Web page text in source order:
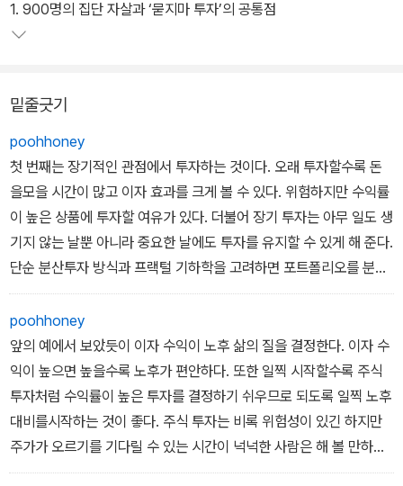
이 책은 이런 차이가 아주 작은 생각의 차이에서 비롯한다는 것을 역
사적 사례와 경제학, 심리학을 넘나들며 증명하며 소비 습관부터 주
1. 900명의 집단 자살과 ‘묻지마 투자’의 공통점
밑줄긋기
poohhoney
첫 번째는 장기적인 관점에서 투자하는 것이다. 오래 투자할수록 돈
을모을 시간이 많고 이자 효과를 크게 볼 수 있다. 위험하지만 수익률
이 높은 상품에 투자할 여유가 있다. 더불어 장기 투자는 아무 일도 생
기지 않는 날뿐 아니라 중요한 날에도 투자를 유지할 수 있게 해 준다.
단순 분산투자 방식과 프랙털 기하학을 고려하면 포트폴리오를 분산
하는 방식보다는 장기 투자가 더 중요한 요소이다. 시간은 금이다.
poohhoney
앞의 예에서 보았듯이 이자 수익이 노후 삶의 질을 결정한다. 이자 수
익이 높으면 높을수록 노후가 편안하다. 또한 일찍 시작할수록 주식
투자처럼 수익률이 높은 투자를 결정하기 쉬우므로 되도록 일찍 노후
대비를시작하는 것이 좋다. 주식 투자는 비록 위험성이 있긴 하지만
주가가 오르기를 기다릴 수 있는 시간이 넉넉한 사람은 해 볼 만하다.
스물다섯 살에 어떤 주식을 산다면, 예순다섯 살 되는 해에 그 주식은